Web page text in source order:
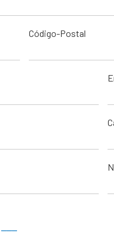
Código-Postal